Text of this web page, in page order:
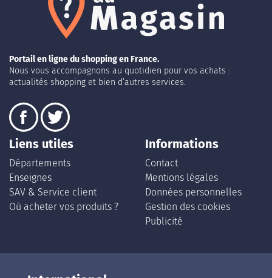
Portail en ligne du shopping en France.
Nous vous accompagnons au quotidien pour vos achats :
actualités shopping et bien d’autres services.
Liens utiles
Départements
Enseignes
SAV & Service client
Où acheter vos produits ?
Informations
Contact
Mentions légales
Données personnelles
Gestion des cookies
Publicité